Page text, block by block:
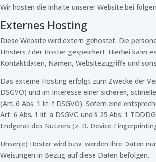
Wir hosten die Inhalte unserer Website bei
Externes Hosting
Diese Website wird extern gehostet. Die
Hosters / der Hoster gespeichert. Hierbei kann
Kontaktdaten, Namen, Websitezugriffe und
Das externe Hosting erfolgt zum Zwecke der
DSGVO) und im Interesse einer sicheren,
(Art. 6 Abs. 1 lit. f DSGVO). Sofern eine
Art. 6 Abs. 1 lit. a DSGVO und § 25 Abs. 1
Endgerät des Nutzers (z. B. Device-
Unser(e) Hoster wird bzw. werden Ihre Daten
Weisungen in Bezug auf diese Daten befolgen.